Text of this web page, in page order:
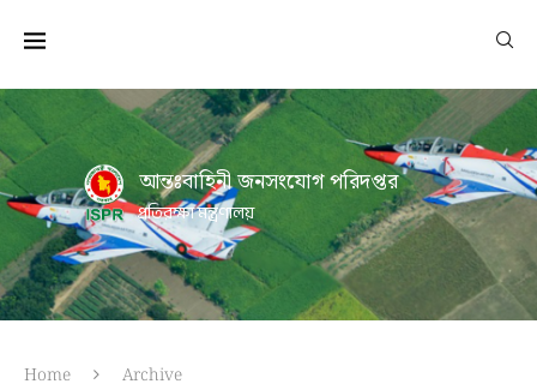
আন্তঃবাহিনী জনসংযোগ পরিদপ্তর
প্রতিরক্ষা মন্ত্রণালয়
Home Archive